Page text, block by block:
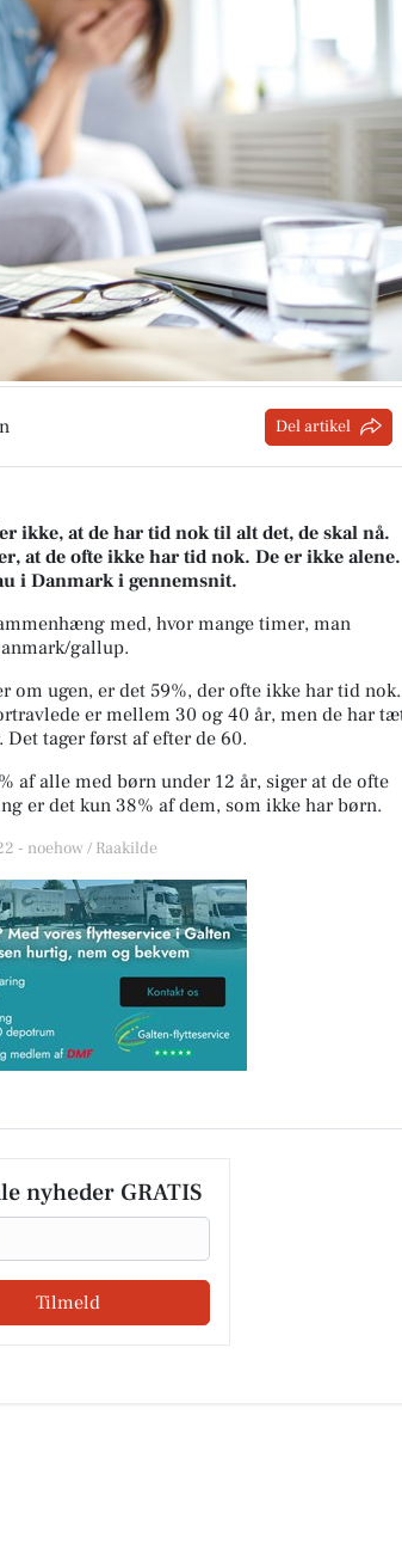
Del artikel
ikke, at de har tid nok til alt det, de skal nå.
at de ofte ikke har tid nok. De er ikke alene.
i Danmark i gennemsnit.
med, hvor mange timer, man
gallup.
om ugen, er det 59%, der ofte ikke har tid nok.
er mellem 30 og 40 år, men de har
tager først af efter de 60.
af alle med børn under 12 år, siger at de ofte
er det kun 38% af dem, som ikke har børn.
- noehow / Raakilde
nyheder GRATIS
Tilmeld